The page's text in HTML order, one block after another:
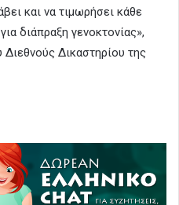
και να τιμωρήσει κάθε
διάπραξη γενοκτονίας»,
Δικαστηρίου της